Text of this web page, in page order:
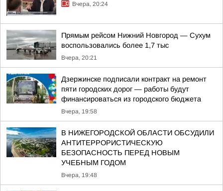
Вчера, 20:24
Прямым рейсом Нижний Новгород — Сухум
воспользовались более 1,7 тыс
Вчера, 20:21
Дзержинске подписали контракт на ремонт
пяти городских дорог — работы будут
финансироваться из городского бюджета
Вчера, 19:58
В НИЖЕГОРОДСКОЙ ОБЛАСТИ ОБСУДИЛИ
АНТИТЕРРОРИСТИЧЕСКУЮ
БЕЗОПАСНОСТЬ ПЕРЕД НОВЫМ
УЧЕБНЫМ ГОДОМ
Вчера, 19:48